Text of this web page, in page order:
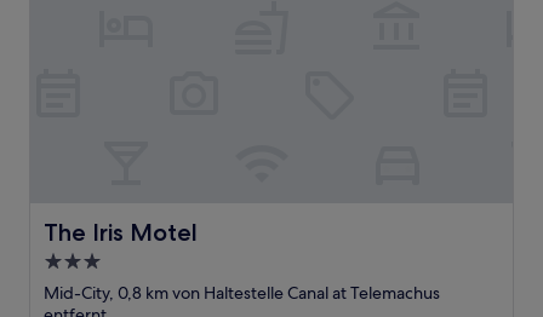
The Iris Motel
The Iris Motel
3.0-
Sterne-
Mid-City, 0,8 km von Haltestelle Canal at Telemachus